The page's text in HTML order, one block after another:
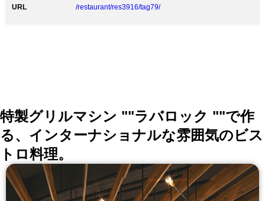
い申し上げます。 ◆ランチメニュー ・パスタ＆メイン
URL
/restaurant/res3916/tag79/
特製グリルマシン ""ラバロック ""で作
る、インターナショナルな雰囲気のビス
トロ料理。